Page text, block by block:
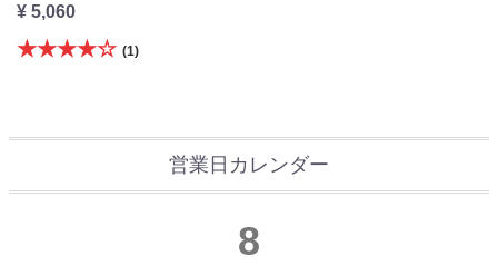
¥ 5,060
★★★★☆ (1)
営業日カレンダー
8